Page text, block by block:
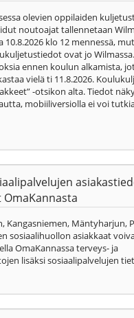
olevien oppilaiden
noutoajat tallennetaan
10.8.2026 klo 12 mennessä,
ovat jo
ennen koulun alkamista,
vielä ti 11.8.2026.
-otsikon alta. Tiedot
mobiiliversiolla ei voi
Kangasniemen, Mäntyharjun,
sosiaalihuollon asiakkaat
OmaKannassa terveys-​ ja
lisäksi sosiaalipalvelujen